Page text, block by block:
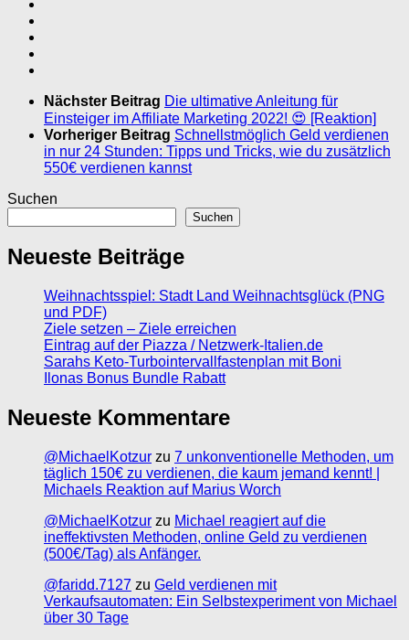
Nächster Beitrag Die ultimative Anleitung für
Einsteiger im Affiliate Marketing 2022! 😍 [Reaktion]
Vorheriger Beitrag Schnellstmöglich Geld verdienen
in nur 24 Stunden: Tipps und Tricks, wie du zusätzlich
550€ verdienen kannst
Suchen
Suchen
Neueste Beiträge
Weihnachtsspiel: Stadt Land Weihnachtsglück (PNG
und PDF)
Ziele setzen – Ziele erreichen
Eintrag auf der Piazza / Netzwerk-Italien.de
Sarahs Keto-Turbointervallfastenplan mit Boni
Ilonas Bonus Bundle Rabatt
Neueste Kommentare
@MichaelKotzur zu 7 unkonventionelle Methoden, um
täglich 150€ zu verdienen, die kaum jemand kennt! |
Michaels Reaktion auf Marius Worch
@MichaelKotzur zu Michael reagiert auf die
ineffektivsten Methoden, online Geld zu verdienen
(500€/Tag) als Anfänger.
@faridd.7127 zu Geld verdienen mit
Verkaufsautomaten: Ein Selbstexperiment von Michael
über 30 Tage